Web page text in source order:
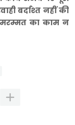
बर्दाश्त नहीं की
का काम न